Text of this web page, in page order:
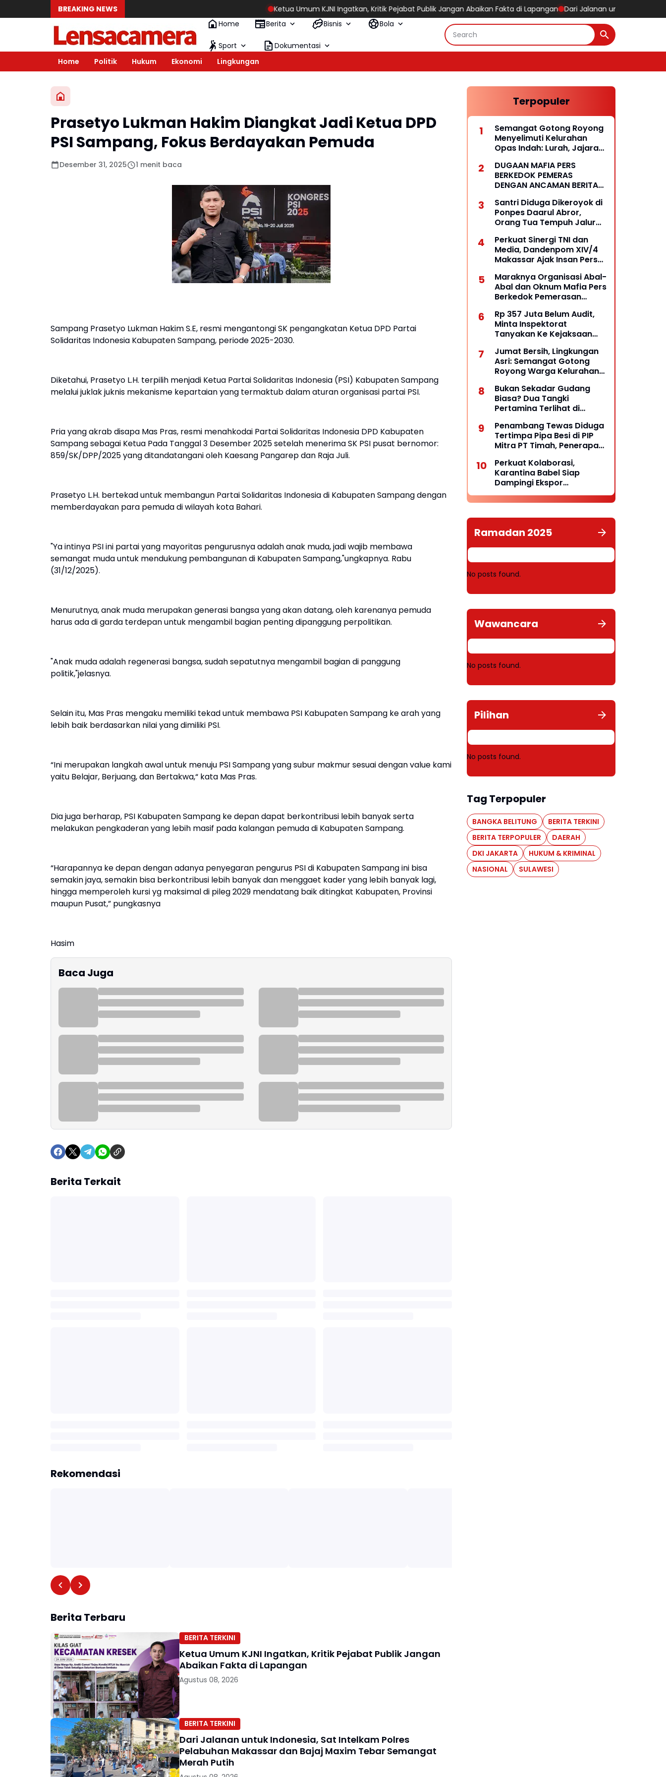
BREAKING NEWS Ketua Umum KJNI Ingatkan, Kritik Pejabat Publik Jangan Abaikan Fakta di Lapangan
Dari Jalanan untuk Indonesia, Sat
Home
Berita Bisnis Bola
Sport
Dokumentasi
Home
Politik Hukum Ekonomi Lingkungan
Prasetyo Lukman Hakim Diangkat Jadi Ketua DPD
PSI Sampang, Fokus Berdayakan Pemuda
Desember 31, 2025 1 menit baca
Sampang Prasetyo Lukman Hakim S.E, resmi mengantongi SK pengangkatan Ketua DPD Partai
Solidaritas Indonesia Kabupaten Sampang, periode 2025-2030.
Diketahui, Prasetyo L.H. terpilih menjadi Ketua Partai Solidaritas Indonesia (PSI) Kabupaten Sampang
melalui juklak juknis mekanisme kepartaian yang termaktub dalam aturan organisasi partai PSI.
Pria yang akrab disapa Mas Pras, resmi menahkodai Partai Solidaritas Indonesia DPD Kabupaten
Sampang sebagai Ketua Pada Tanggal 3 Desember 2025 setelah menerima SK PSI pusat bernomor:
859/SK/DPP/2025 yang ditandatangani oleh Kaesang Pangarep dan Raja Juli.
Prasetyo L.H. bertekad untuk membangun Partai Solidaritas Indonesia di Kabupaten Sampang dengan
memberdayakan para pemuda di wilayah kota Bahari.
"Ya intinya PSI ini partai yang mayoritas pengurusnya adalah anak muda, jadi wajib membawa
semangat muda untuk mendukung pembangunan di Kabupaten Sampang,"ungkapnya. Rabu
(31/12/2025).
Menurutnya, anak muda merupakan generasi bangsa yang akan datang, oleh karenanya pemuda
harus ada di garda terdepan untuk mengambil bagian penting dipanggung perpolitikan.
"Anak muda adalah regenerasi bangsa, sudah sepatutnya mengambil bagian di panggung
politik,"jelasnya.
Selain itu, Mas Pras mengaku memiliki tekad untuk membawa PSI Kabupaten Sampang ke arah yang
lebih baik berdasarkan nilai yang dimiliki PSI.
“Ini merupakan langkah awal untuk menuju PSI Sampang yang subur makmur sesuai dengan value kami
yaitu Belajar, Berjuang, dan Bertakwa,“ kata Mas Pras.
Dia juga berharap, PSI Kabupaten Sampang ke depan dapat berkontribusi lebih banyak serta
melakukan pengkaderan yang lebih masif pada kalangan pemuda di Kabupaten Sampang.
“Harapannya ke depan dengan adanya penyegaran pengurus PSI di Kabupaten Sampang ini bisa
semakin jaya, semakin bisa berkontribusi lebih banyak dan menggaet kader yang lebih banyak lagi,
hingga memperoleh kursi yg maksimal di pileg 2029 mendatang baik ditingkat Kabupaten, Provinsi
maupun Pusat,” pungkasnya
Hasim
Baca Juga
Berita Terkait
Rekomendasi
Berita Terbaru
BERITA TERKINI
Ketua Umum KJNI Ingatkan, Kritik Pejabat Publik Jangan
Abaikan Fakta di Lapangan
Agustus 08, 2026
BERITA TERKINI
Dari Jalanan untuk Indonesia, Sat Intelkam Polres
Pelabuhan Makassar dan Bajaj Maxim Tebar Semangat
Merah Putih
Terpopuler
Semangat Gotong Royong
Menyelimuti Kelurahan
Opas Indah: Lurah, Jajaran
Bersihkan Lingkungan
DUGAAN MAFIA PERS
BERKEDOK PEMERAS
DENGAN ANCAMAN BERITA
Santri Diduga Dikeroyok di
Ponpes Daarul Abror,
Orang Tua Tempuh Jalur
Masuk Polda Babel
Perkuat Sinergi TNI dan
Media, Dandenpom XIV/4
Makassar Ajak Insan Pers
Kolaboratif
Maraknya Organisasi Abal-
Abal dan Oknum Mafia Pers
Berkedok Pemerasan
Ketua LSM Forum Rakyat
Bersatu Minta Aparat
Bertindak
Rp 357 Juta Belum Audit,
Minta Inspektorat
Tanyakan Ke Kejaksaan
Keberadaannya
Jumat Bersih, Lingkungan
Asri: Semangat Gotong
Royong Warga Kelurahan
Bukan Sekadar Gudang
Biasa? Dua Tangki
Pertamina Terlihat di
BBM Ilegal Diuji
Penambang Tewas Diduga
Tertimpa Pipa Besi di PIP
Mitra PT Timah, Penerapan
Operasional Disorot
Perkuat Kolaborasi,
Karantina Babel Siap
Dampingi Ekspor
Komoditas Unggulan
Belitung
Ramadan 2025
No posts found.
Wawancara
No posts found.
Pilihan
No posts found.
Tag Terpopuler
BANGKA BELITUNG
BERITA TERKINI
BERITA TERPOPULER
DAERAH
DKI JAKARTA
HUKUM & KRIMINAL
NASIONAL
SULAWESI